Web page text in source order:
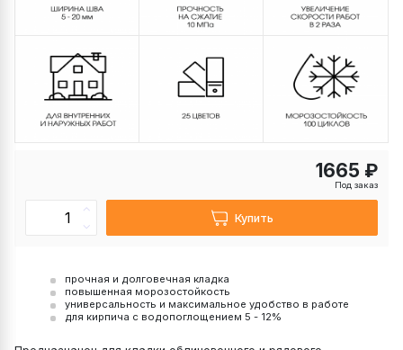
Купить
1665 ₽
Под заказ
прочная и долговечная кладка
повышенная морозостойкость
универсальность и максимальное удобство в работе
для кирпича с водопоглощением 5 - 12%